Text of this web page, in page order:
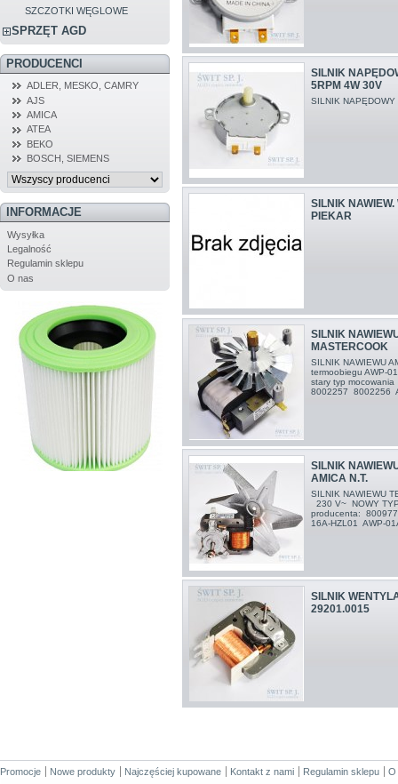
SZCZOTKI WĘGLOWE
SPRZĘT AGD
PRODUCENCI
ADLER, MESKO, CAMRY
AJS
AMICA
ATEA
BEKO
BOSCH, SIEMENS
INFORMACJE
Wysyłka
Legalność
Regulamin sklepu
O nas
SILNIK
5RPM 4W 30V
SILNIK
SILNIK NAWIEW.
PIEKAR
SILNIK
MASTERCOOK
SILNIK NAWIEWU
termoobiegu AWP-
stary typ
8002257 8002256
SILNIK
AMICA N.T.
SILNIK NAWIEWU
230 V~ NOWY
producenta:
16A-HZL01 AWP-
SILNIK
29201.0015
Promocje Nowe produkty Najczęściej kupowane Kontakt z nami Regulamin sklepu O